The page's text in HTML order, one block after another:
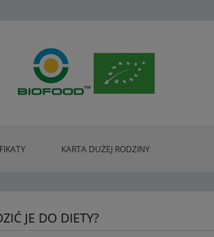
KARTA DUŻEJ RODZINY
JE DO DIETY?